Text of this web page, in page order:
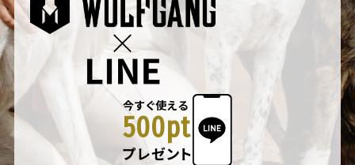
今すぐ使える
500pt
プレゼント